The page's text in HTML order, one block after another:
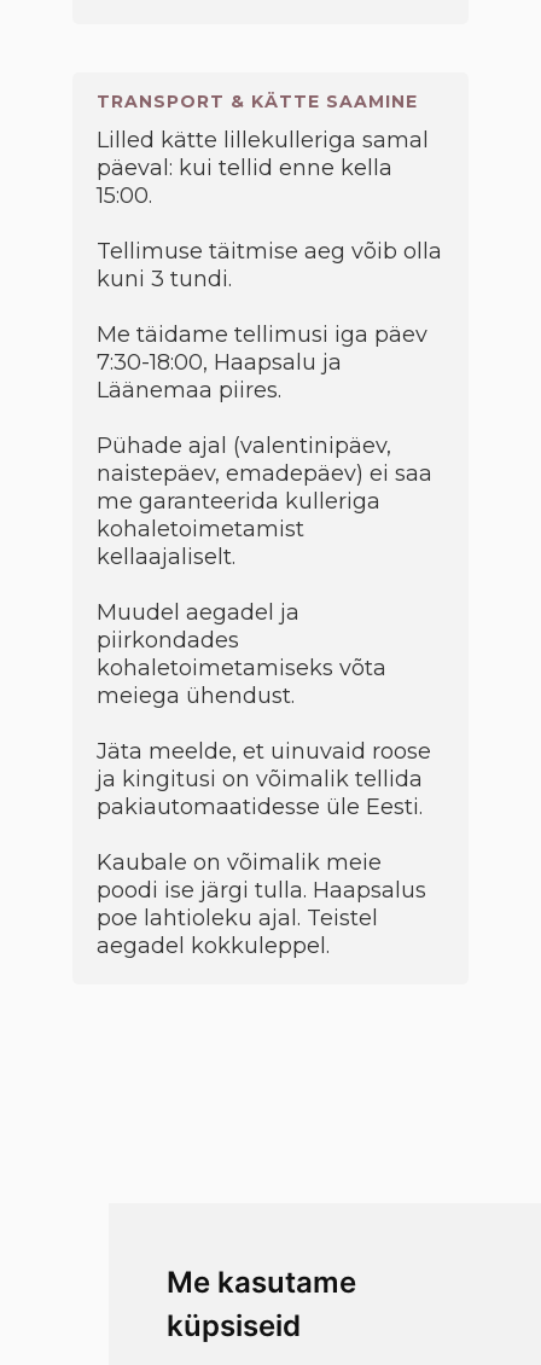
Me kasutame
küpsiseid
TRANSPORT & KÄTTE SAAMINE
Lilled kätte lillekulleriga samal
päeval: kui tellid enne kella
15:00.
Tellimuse täitmise aeg võib olla
kuni 3 tundi.
Me täidame tellimusi iga päev
7:30-18:00, Haapsalu ja
Läänemaa piires.
Pühade ajal (valentinipäev,
naistepäev, emadepäev) ei saa
me garanteerida kulleriga
kohaletoimetamist
kellaajaliselt.
Muudel aegadel ja
piirkondades
kohaletoimetamiseks võta
meiega ühendust.
Jäta meelde, et uinuvaid roose
ja kingitusi on võimalik tellida
pakiautomaatidesse üle Eesti.
Kaubale on võimalik meie
poodi ise järgi tulla. Haapsalus
poe lahtioleku ajal. Teistel
aegadel kokkuleppel.